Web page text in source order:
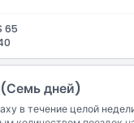
проезд с
зеленой, синей и розовой
дней
доступный для
65
дней)
в течение целой